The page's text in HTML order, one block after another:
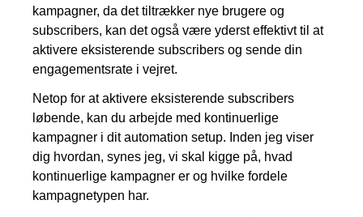
kampagner, da det tiltrækker nye brugere og
subscribers, kan det også være yderst effektivt til at
aktivere eksisterende subscribers og sende din
engagementsrate i vejret.
Netop for at aktivere eksisterende subscribers
løbende, kan du arbejde med kontinuerlige
kampagner i dit automation setup. Inden jeg viser
dig hvordan, synes jeg, vi skal kigge på, hvad
kontinuerlige kampagner er og hvilke fordele
kampagnetypen har.